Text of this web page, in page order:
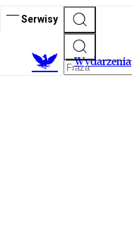
Serwisy
Wydarzenia